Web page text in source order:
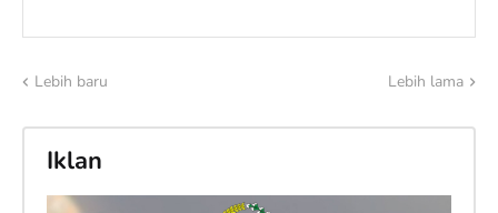
Lebih baru Lebih lama
Iklan